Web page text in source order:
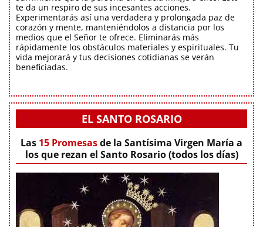
te da un respiro de sus incesantes acciones.
Experimentarás así una verdadera y prolongada paz de
corazón y mente, manteniéndolos a distancia por los
medios que el Señor te ofrece. Eliminarás más
rápidamente los obstáculos materiales y espirituales. Tu
vida mejorará y tus decisiones cotidianas se verán
beneficiadas.
EL SANTO ROSARIO
Las 15 Promesasde la Santísima Virgen María a
los que rezan el Santo Rosario (todos los días)